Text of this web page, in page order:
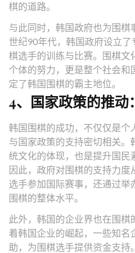
棋的道路。
与此同时，韩国政府也为围棋
世纪90年代，韩国政府设立
棋选手的训练与比赛。围棋文
个体的努力，更是整个社会
定了韩国围棋的霸主地位。
4、国家政策的推动
韩国围棋的成功，不仅仅是个
与国家政策的支持密切相关
统文化的体现，也是提升国民
因此，政府对围棋的支持力度
选手参加国际赛事，还通过举
围棋的整体水平。
此外，韩国的企业界也在围
着韩国企业的崛起，一些知名
助，为围棋选手提供资金支